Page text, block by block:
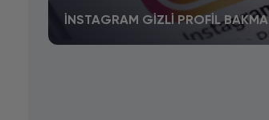
İNSTAGRAM GIZLI PROFIL BAKMA